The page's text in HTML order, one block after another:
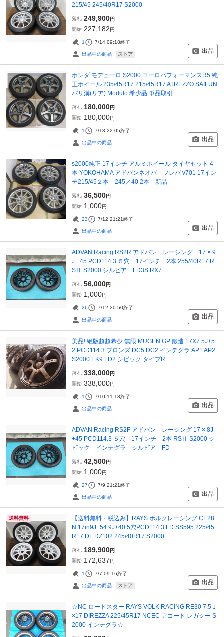
215/45 245/40R17 S2000
落札 249,900円
開始 227,182円
1 7/14 09:18終了
出品中の商品 ストア 出品
ホンダ モデューロ S2000 ユーロパフォーマンスR5 純
正ホイール 235/45R17 215/45R17 ATREZZO SAILUN
バリ溝(リア) Modulo 希少品 単品取引
落札 180,000円
開始 180,000円
1 7/13 22:05終了
出品中の商品 出品
s2000純正 17インチ アルミホイール タイヤセット 4
本 YOKOHAMA アドバンネオバ フレバ v701 17イン
チ215/45２本 245／40 2本 新品
落札 36,500円
開始 1,000円
23 7/12 21:21終了
出品中の商品 出品
ADVAN Racing RS2R アドバン レーシング 17 × 9
J +45 PCD114.3 ５穴 17インチ 2本 255/40R17 R
SⅡ S2000 シルビア FD3S RX7
落札 56,000円
開始 1,000円
26 7/12 20:50終了
出品中の商品 出品
美品! 絶版超超希少 無限 MUGEN GP 鍛造 17X7.5J+5
2 PCD114.3 ブロンズ DC5 DC2 インテグラ AP1 AP2
S2000 EK9 FD2 シビック タイプR
落札 338,000円
開始 338,000円
1 7/10 11:18終了
出品中の商品 出品
ADVAN Racing RS2F アドバン レーシング 17 × 8J
+45 PCD114.3 ５穴 17インチ 2本 RSⅡ S2000 シ
ビック インテグラ シルビア FD
落札 42,500円
開始 1,000円
27 7/9 21:21終了
出品中の商品 出品
送料無料
【送料無料・税込み】RAYS ボルクレーシング CE28
N 17in9J+54 9J+40 5穴PCD114.3 FD SS595 225/45
R17 DL DZ102 245/40R17 S2000
落札 189,900円
開始 172,637円
1 7/7 09:16終了
出品中の商品 ストア 出品
☆NC ロードスター RAYS VOLK RACING RE30 7.5Ｊ
×17 DIREZZA 225/45R17 NCEC アコード レガシー S
2000 インテグラ☆